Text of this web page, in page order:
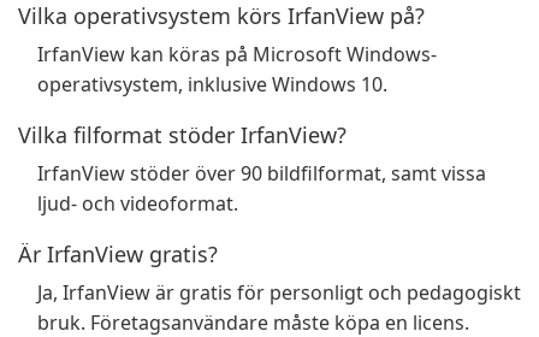
Vilka operativsystem körs IrfanView på?
IrfanView kan köras på Microsoft Windows-
operativsystem, inklusive Windows 10.
Vilka filformat stöder IrfanView?
IrfanView stöder över 90 bildfilformat, samt vissa
ljud- och videoformat.
Är IrfanView gratis?
Ja, IrfanView är gratis för personligt och pedagogiskt
bruk. Företagsanvändare måste köpa en licens.